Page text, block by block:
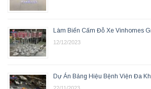
Làm Biển Cấm Đỗ Xe Vinhomes
12/12/2023
Dự Án Bảng Hiệu Bệnh Viện Đa